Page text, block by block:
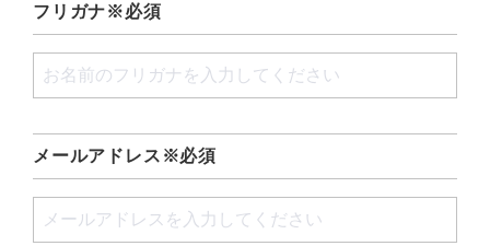
フリガナ※必須
メールアドレス※必須